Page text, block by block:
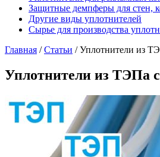
Защитные демпферы для стен,
Другие виды уплотнителей
Сырье для производства
Главная /Статьи /Уплотнители из
Уплотнители из ТЭПа